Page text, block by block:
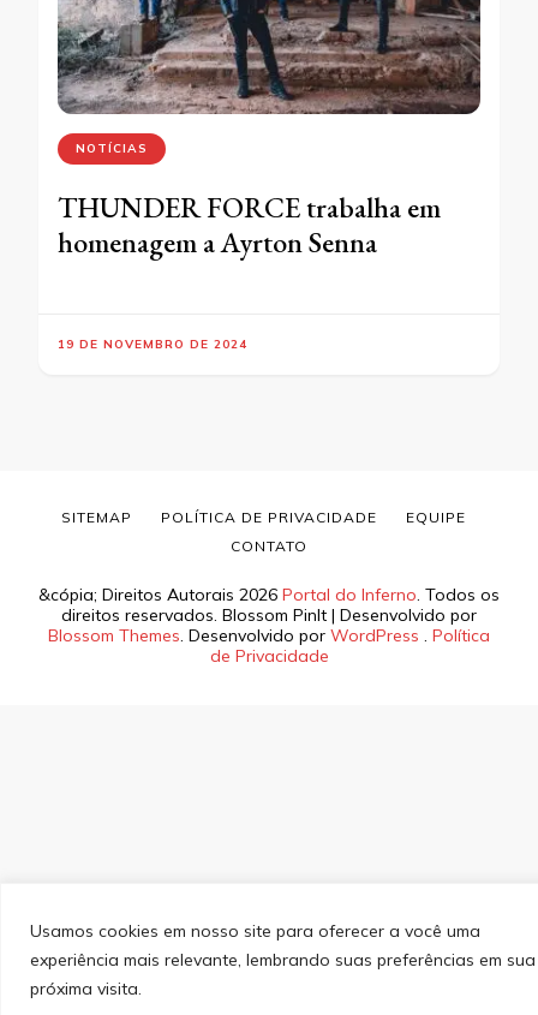
Usamos cookies em nosso site para oferecer a você uma
experiência mais relevante, lembrando suas preferências em sua
próxima visita.
NOTÍCIAS
THUNDER FORCE trabalha em
homenagem a Ayrton Senna
19 DE NOVEMBRO DE 2024
&cópia; Direitos Autorais 2026 Portal do Inferno. Todos os
direitos reservados. Blossom PinIt | Desenvolvido por
Blossom Themes. Desenvolvido por WordPress . Política
de Privacidade
SITEMAP POLÍTICA DE PRIVACIDADE
EQUIPE
CONTATO